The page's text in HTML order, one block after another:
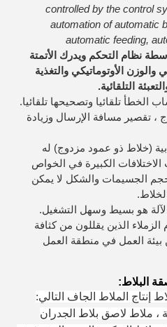
controlled by the control
automation of automatic
automatic feeding,
نظام التحكم ويدرك الأتمتة
والوزن الأوتوماتيكي والتغذية
التلقائية.
، تقصير مسافة الإرسال وزيادة
(خلاط ذو عمود مزدوج) له
الكبيرة في الخواص
الجسيمات والشكل لا يمكن
الزملاء الذين يقللون من كثافة
بيئة العمل في منطقة العمل
إنتاج الملاط الجاف التالي:
، ملاط ​​لاصق بلاط الجدران